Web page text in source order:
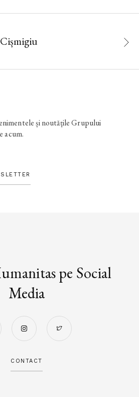
și noutățile Grupului
acum.
pe Social
Media
CONTACT